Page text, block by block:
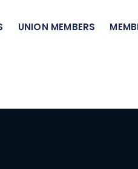
UNION MEMBERS